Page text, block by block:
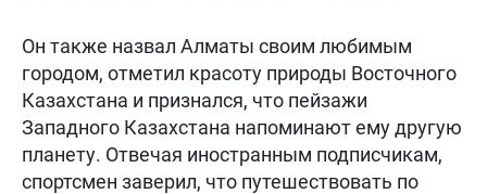
Он также назвал Алматы своим любимым
городом, отметил красоту природы Восточного
Казахстана и признался, что пейзажи
Западного Казахстана напоминают ему другую
планету. Отвечая иностранным подписчикам,
спортсмен заверил, что путешествовать по